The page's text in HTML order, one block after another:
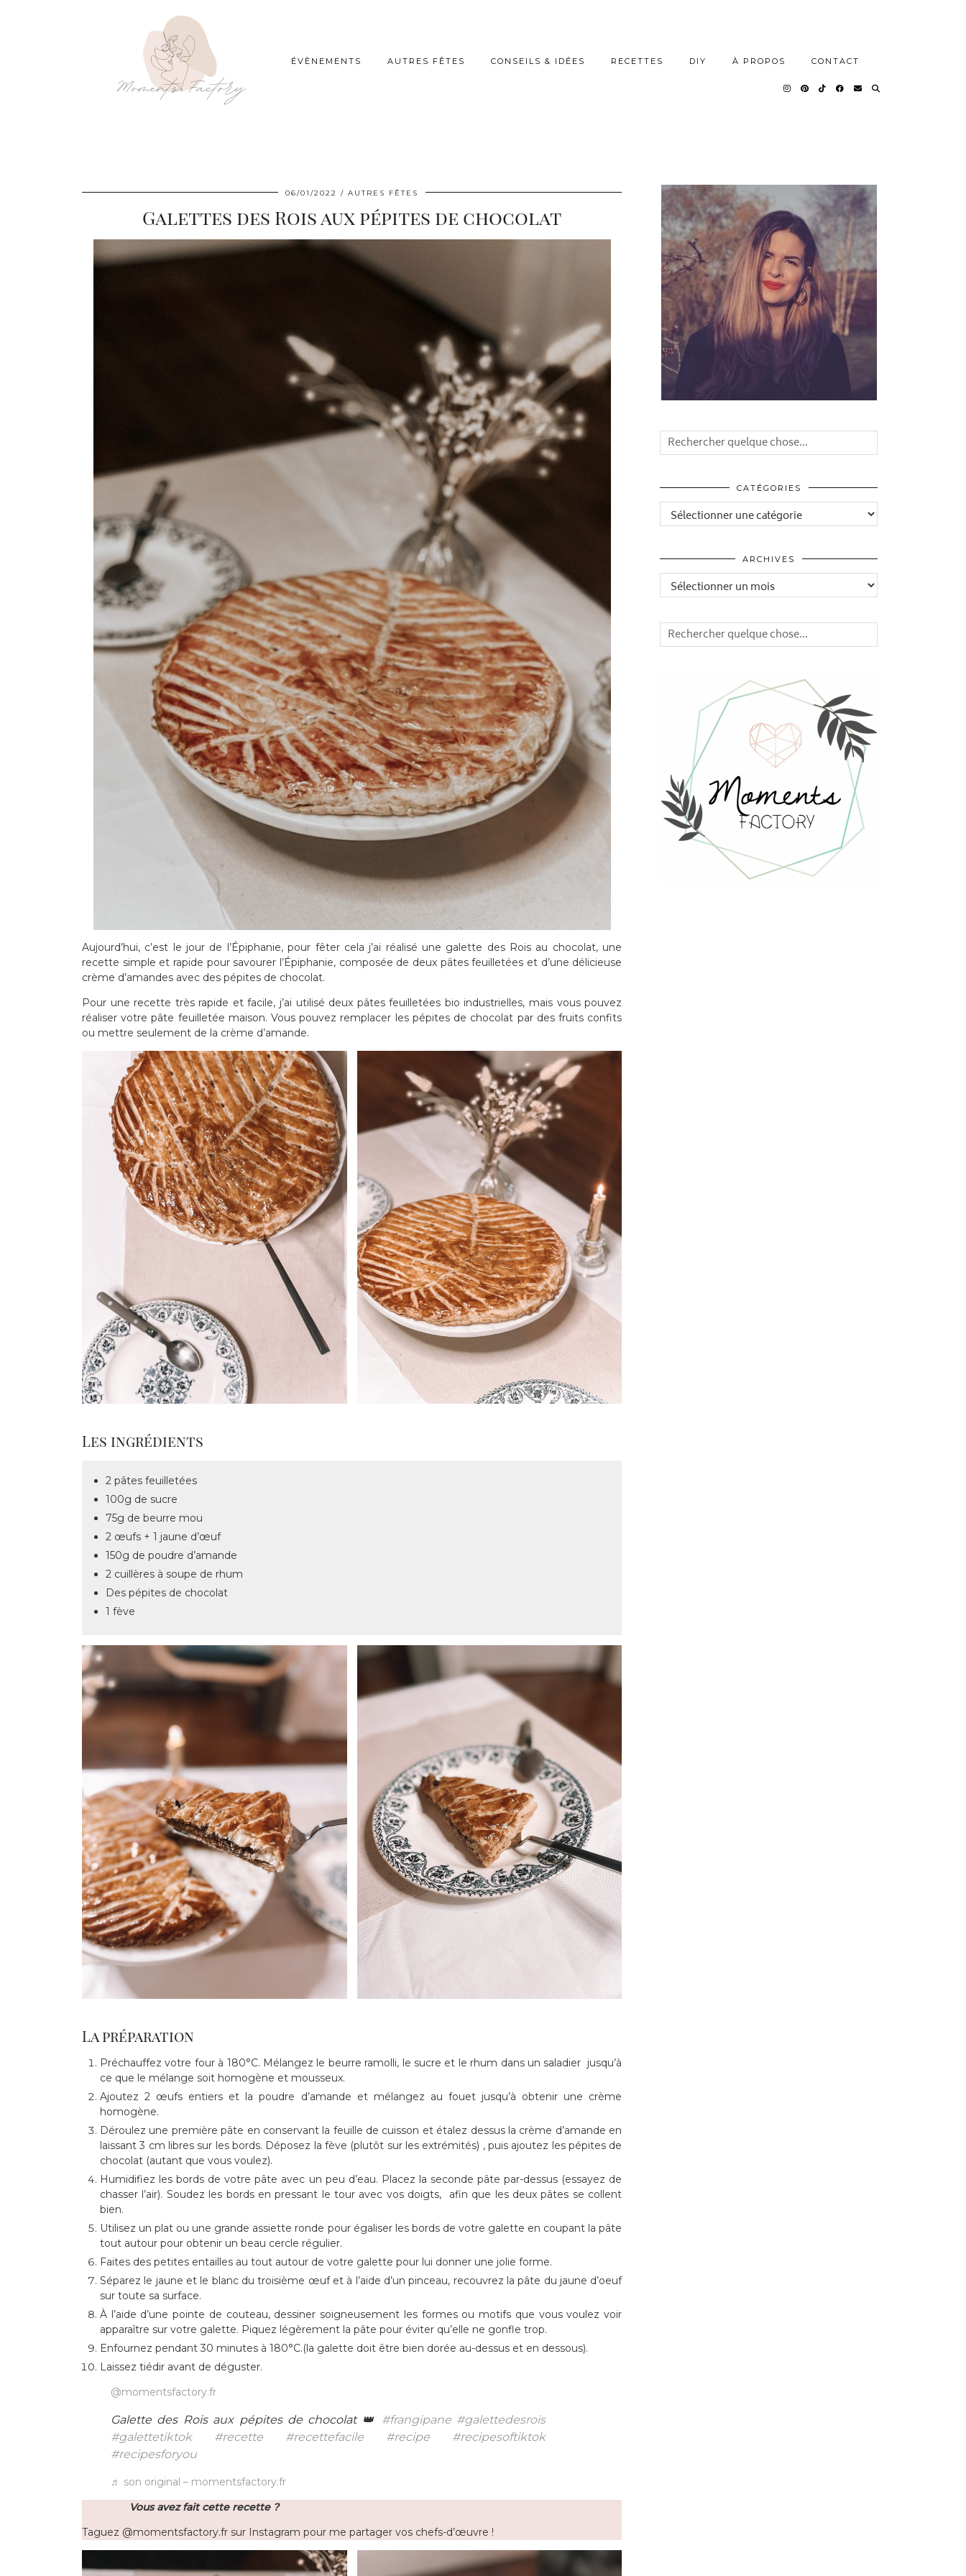
ÉVÈNEMENTS AUTRES FÊTES CONSEILS & IDÉES RECETTES DIY À PROPOS CONTACT
06/01/2022 AUTRES FÊTES
Galettes des Rois aux pépites de chocolat
Aujourd’hui, c’est le jour de l’Épiphanie, pour fêter cela j’ai réalisé une galette des Rois au chocolat, une
recette simple et rapide pour savourer l’Épiphanie, composée de deux pâtes feuilletées et d’une délicieuse
crème d’amandes avec des pépites de chocolat.
Pour une recette très rapide et facile, j’ai utilisé deux pâtes feuilletées bio industrielles, mais vous pouvez
réaliser votre pâte feuilletée maison. Vous pouvez remplacer les pépites de chocolat par des fruits confits
ou mettre seulement de la crème d’amande.
Les ingrédients
2 pâtes feuilletées
100g de sucre
75g de beurre mou
2 œufs + 1 jaune d’œuf
150g de poudre d’amande
2 cuillères à soupe de rhum
Des pépites de chocolat
1 fève
La préparation
Préchauffez votre four à 180°C. Mélangez le beurre ramolli, le sucre et le rhum dans un saladier jusqu’à
ce que le mélange soit homogène et mousseux.
Ajoutez 2 œufs entiers et la poudre d’amande et mélangez au fouet jusqu’à obtenir une crème
homogène.
Déroulez une première pâte en conservant la feuille de cuisson et étalez dessus la crème d’amande en
laissant 3 cm libres sur les bords. Déposez la fève (plutôt sur les extrémités) , puis ajoutez les pépites de
chocolat (autant que vous voulez).
Humidifiez les bords de votre pâte avec un peu d’eau. Placez la seconde pâte par-dessus (essayez de
chasser l’air). Soudez les bords en pressant le tour avec vos doigts, afin que les deux pâtes se collent
bien.
Utilisez un plat ou une grande assiette ronde pour égaliser les bords de votre galette en coupant la pâte
tout autour pour obtenir un beau cercle régulier.
Faites des petites entailles au tout autour de votre galette pour lui donner une jolie forme.
Séparez le jaune et le blanc du troisième œuf et à l’aide d’un pinceau, recouvrez la pâte du jaune d’oeuf
sur toute sa surface.
À l’aide d’une pointe de couteau, dessiner soigneusement les formes ou motifs que vous voulez voir
apparaître sur votre galette. Piquez légèrement la pâte pour éviter qu’elle ne gonfle trop.
Enfournez pendant 30 minutes à 180°C.(la galette doit être bien dorée au-dessus et en dessous).
Laissez tiédir avant de déguster.
@momentsfactory.fr
Galette des Rois aux pépites de chocolat 👑 #frangipane #galettedesrois
#galettetiktok
#recette #recettefacile #recipe
#recipesoftiktok
#recipesforyou
♬ son original – momentsfactory.fr
Vous avez fait cette recette ?
Taguez @momentsfactory.fr sur Instagram pour me partager vos chefs-d’œuvre !
CATÉGORIES
Catégories
ARCHIVES
Archives